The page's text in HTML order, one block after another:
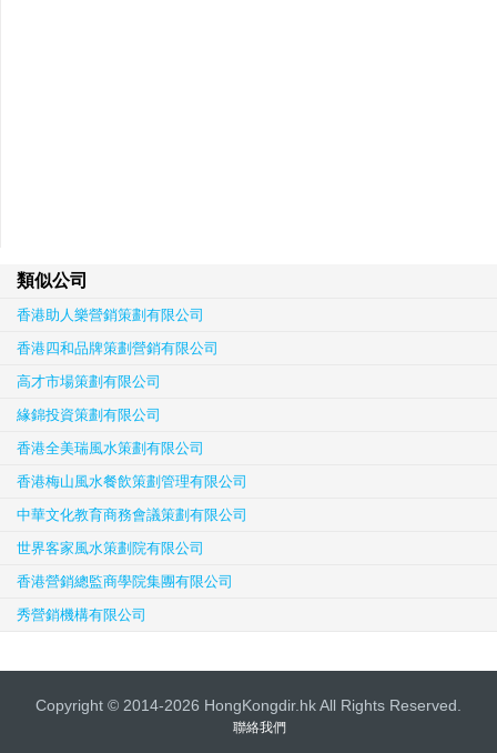
類似公司
香港助人樂營銷策劃有限公司
香港四和品牌策劃營銷有限公司
高才市場策劃有限公司
緣錦投資策劃有限公司
香港全美瑞風水策劃有限公司
香港梅山風水餐飲策劃管理有限公司
中華文化教育商務會議策劃有限公司
世界客家風水策劃院有限公司
香港營銷總監商學院集團有限公司
秀營銷機構有限公司
Copyright © 2014-2026 HongKongdir.hk All Rights Reserved.
聯絡我們